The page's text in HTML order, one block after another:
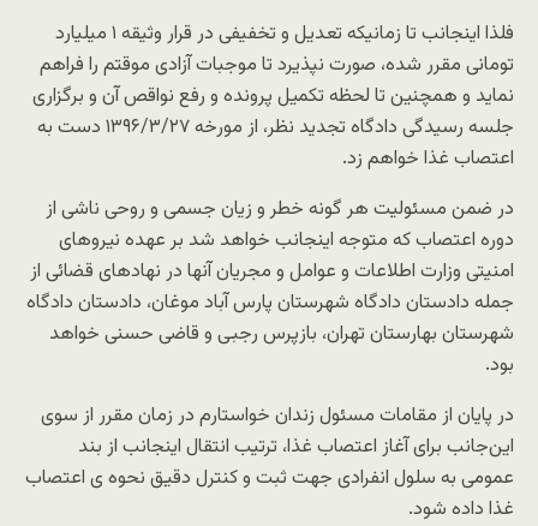
فلذا اینجانب تا زمانیکه تعدیل و تخفیفی در قرار وثیقه ۱ میلیارد
تومانی مقرر شده، صورت نپذیرد تا موجبات آزادی موقتم را فراهم
نماید و همچنین تا لحظه تکمیل پرونده و رفع نواقص آن و برگزاری
جلسه رسیدگی دادگاه تجدید نظر، از مورخه ۱۳۹۶/۳/۲۷ دست به
اعتصاب غذا خواهم زد.
در ضمن مسئولیت هر گونه خطر و زیان جسمی و روحی ناشی از
دوره اعتصاب که متوجه اینجانب خواهد شد بر عهده نیروهای
امنیتی وزارت اطلاعات و عوامل و مجریان آنها در نهادهای قضائی از
جمله دادستان دادگاه شهرستان پارس آباد موغان، دادستان دادگاه
شهرستان بهارستان تهران، بازپرس رجبی و قاضی حسنی خواهد
بود.
در پایان از مقامات مسئول زندان خواستارم در زمان مقرر از سوی
این‌جانب برای آغاز اعتصاب غذا، ترتیب انتقال اینجانب از بند
عمومی به سلول انفرادی جهت ثبت و کنترل دقیق نحوه ی اعتصاب
غذا داده شود.